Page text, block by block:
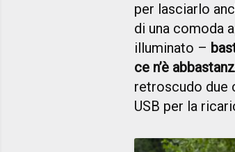
per lasciarlo
di una comoda
illuminato –
ce n’è
retroscudo due
USB per la